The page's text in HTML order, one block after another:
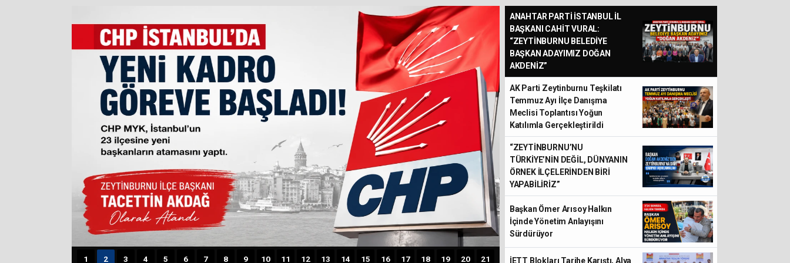
1 2 3 4 5 6 7 8 9 10 11 12 13 14 15 16 17 18 19 20 21
ANAHTAR PARTİ İSTANBUL İL
BAŞKANI CAHİT VURAL:
“ZEYTİNBURNU BELEDİYE
BAŞKAN ADAYIMIZ DOĞAN
AKDENİZ”
AK Parti Zeytinburnu Teşkilatı
Temmuz Ayı İlçe Danışma
Meclisi Toplantısı Yoğun
Katılımla Gerçekleştirildi
“ZEYTİNBURNU’NU
TÜRKİYE’NİN DEĞİL, DÜNYANIN
ÖRNEK İLÇELERİNDEN BİRİ
YAPABİLİRİZ”
Başkan Ömer Arısoy Halkın
İçinde Yönetim Anlayışını
Sürdürüyor
İETT Blokları Tarihe Karıştı, Alya